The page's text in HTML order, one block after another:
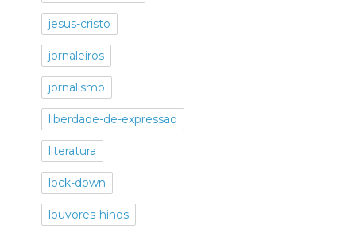
jesus-cristo
jornaleiros
jornalismo
liberdade-de-expressao
literatura
lock-down
louvores-hinos